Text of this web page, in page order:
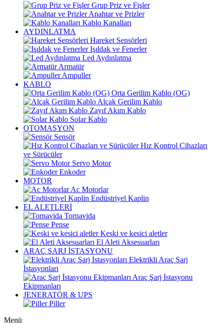
Grup Priz ve Fişler
Anahtar ve Prizler
Kablo Kanalları
AYDINLATMA
Hareket Sensörleri
Işıldak ve Fenerler
Led Aydınlatma
Armatür
Ampuller
KABLO
Orta Gerilim Kablo (OG)
Alçak Gerilim Kablo
Zayıf Akım Kablo
Solar Kablo
OTOMASYON
Sensör
Hız Kontrol Cihazları
ve Sürücüler
Servo Motor
Enkoder
MOTOR
Ac Motorlar
Endüstriyel Kaplin
EL ALETLERİ
Tornavida
Pense
Keski ve kesici aletler
El Aleti Aksesuarları
ARAÇ ŞARJ İSTASYONU
Elektrikli Araç Şarj
İstasyonları
Araç Şarj İstasyonu
Ekipmanları
JENERATÖR & UPS
Piller
Menü